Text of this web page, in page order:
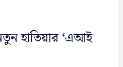
হাতিয়ার ‘এআই